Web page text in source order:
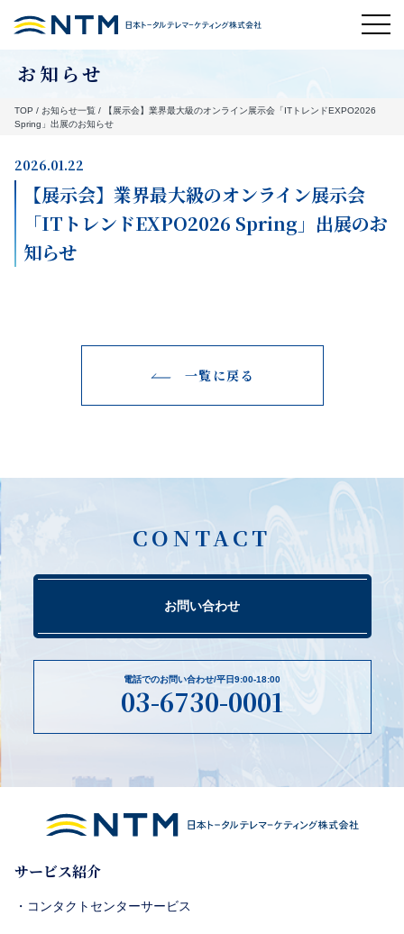
お知らせ
TOP / お知らせ一覧 /
【展示会】業界最大級のオンライン展示会「ITトレンドEXPO2026
Spring」出展のお知らせ
2026.01.22
【展示会】業界最大級のオンライン展示会
「ITトレンドEXPO2026 Spring」出展のお
知らせ
一覧に戻る
CONTACT
お問い合わせ
電話でのお問い合わせ/平日9:00-18:00
03-6730-0001
サービス紹介
・コンタクトセンターサービス